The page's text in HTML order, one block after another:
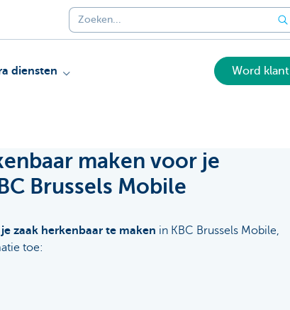
diensten Word klant
maken voor je
Brussels Mobile
zaak herkenbaar te maken in KBC Brussels Mobile,
toe: